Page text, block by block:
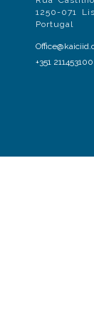
1250-071
Portugal
+351 211453100